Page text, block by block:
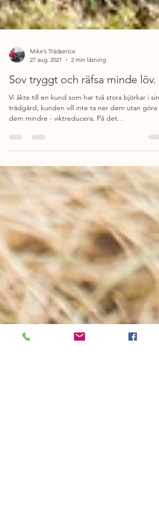
Mike’s Trädserice
27 aug. 2021
2 min läsning
Sov tryggt och räfsa minde löv.
Vi åkte till en kund som har två stora björkar i sin
trädgård, kunden vill inte ta ner dem utan göra